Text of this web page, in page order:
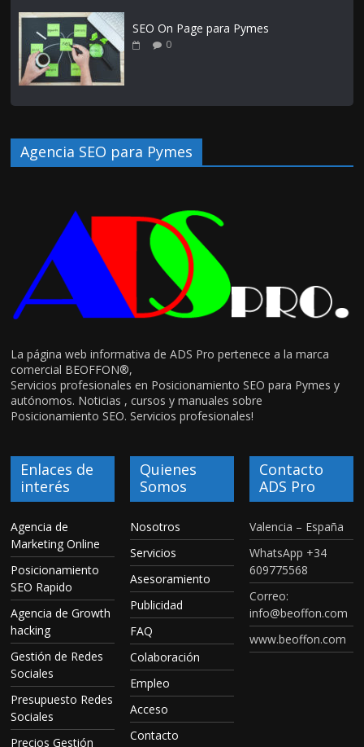
SEO On Page para Pymes
0
Agencia SEO para Pymes
La página web informativa de ADS Pro pertenece a la marca
comercial BEOFFON®,
Servicios profesionales en Posicionamiento SEO para Pymes y
autónomos. Noticias , cursos y manuales sobre
Posicionamiento SEO. Servicios profesionales!
Enlaces de
interés
Agencia de
Marketing Online
Posicionamiento
SEO Rapido
Agencia de Growth
hacking
Gestión de Redes
Sociales
Presupuesto Redes
Sociales
Precios Gestión
Quienes
Somos
Nosotros
Servicios
Asesoramiento
Publicidad
FAQ
Colaboración
Empleo
Acceso
Contacto
Contacto
ADS Pro
Valencia – España
WhatsApp +34
609775568
Correo:
info@beoffon.com
www.beoffon.com